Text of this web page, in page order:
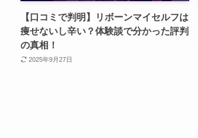
【口コミで判明】リボーンマイセルフは
痩せないし辛い？体験談で分かった評判
の真相！
2025年9月27日